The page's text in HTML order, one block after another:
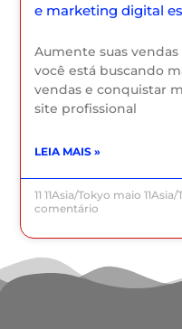
e marketing digital
Aumente suas
você está buscando
vendas e conquistar
site profissional
LEIA MAIS »
11 11Asia/Tokyo maio
comentário